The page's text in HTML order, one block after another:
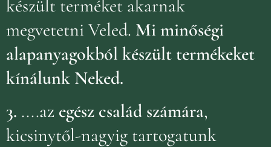
készült terméket akarnak
megvetetni Veled. Mi minőségi
alapanyagokból készült termékeket
kínálunk Neked.
3. ....az egész család számára,
kicsinytől-nagyig tartogatunk